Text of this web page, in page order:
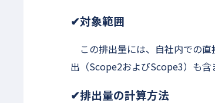
✔対象範囲
この排出量には、自社内での
出（Scope2およびScope3）も含
✔排出量の計算方法